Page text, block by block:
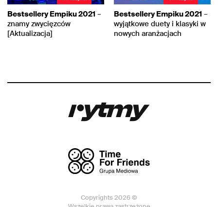
Bestsellery Empiku 2021 –
znamy zwycięzców
[Aktualizacja]
Bestsellery Empiku 2021 –
wyjątkowe duety i klasyki w
nowych aranżacjach
Copyrights 2026 ©